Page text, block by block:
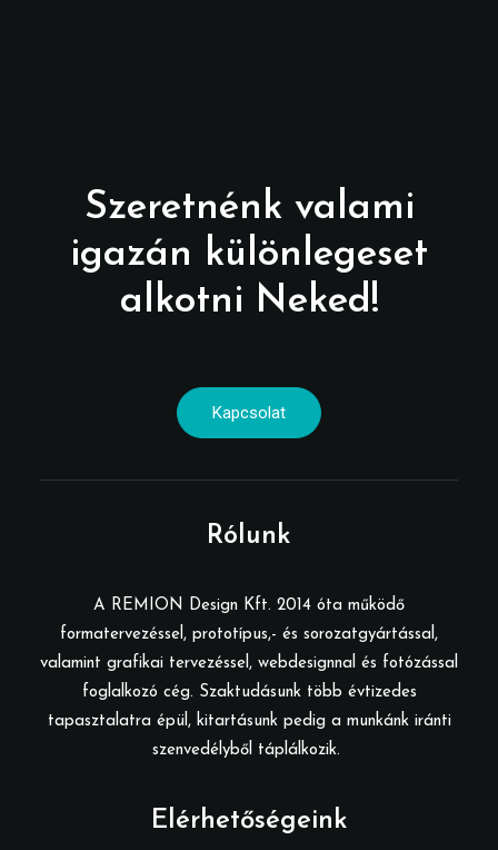
Szeretnénk valami
igazán különlegeset
alkotni Neked!
Kapcsolat
Rólunk
A REMION Design Kft. 2014 óta működő
formatervezéssel, prototípus,- és sorozatgyártással,
valamint grafikai tervezéssel, webdesignnal és fotózással
foglalkozó cég. Szaktudásunk több évtizedes
tapasztalatra épül, kitartásunk pedig a munkánk iránti
szenvedélyből táplálkozik.
Elérhetőségeink